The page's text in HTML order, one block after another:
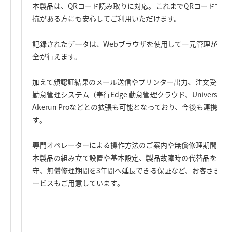
本製品は、QRコード読み取りに対応。これまでQRコード
抗がある方にも安心してご利用いただけます。
記録されたデータは、Webブラウザを使用して一元管理が
全が行えます。
加えて顔認証結果のメール送信やプリンター出力、注文受
勤怠管理システム（奉行Edge 勤怠管理クラウド、
Akerun Proなどとの拡張も可能となっており、今後も連携
す。
専門オペレーターによる操作方法のご案内や無償修理期間1
本製品の組み立て設置や基本設定、製品故障時の代替品を
守、無償修理期間を3年間へ延長できる保証など、お客さま
ービスもご用意しています。